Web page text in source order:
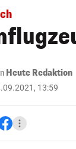
Heute Redaktion
13:59